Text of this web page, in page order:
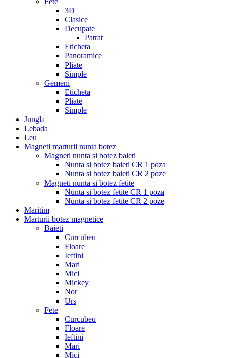
3D
Clasice
Decupate
Patrat
Eticheta
Panoramice
Pliate
Simple
Gemeni
Eticheta
Pliate
Simple
Jungla
Lebada
Leu
Magneti marturii nunta botez
Magneti nunta si botez baieti
Nunta si botez baieti CR 1 poza
Nunta si botez baieti CR 2 poze
Magneti nunta si botez fetite
Nunta si botez fetite CR 1 poza
Nunta si botez fetite CR 2 poze
Maritim
Marturii botez magnetice
Baieti
Curcubeu
Floare
Ieftini
Mari
Mici
Mickey
Nor
Urs
Fete
Curcubeu
Floare
Ieftini
Mari
Mici